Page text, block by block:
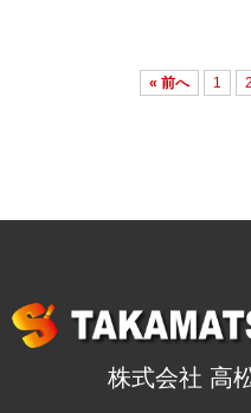
« 前へ 1 2
株式会社 高